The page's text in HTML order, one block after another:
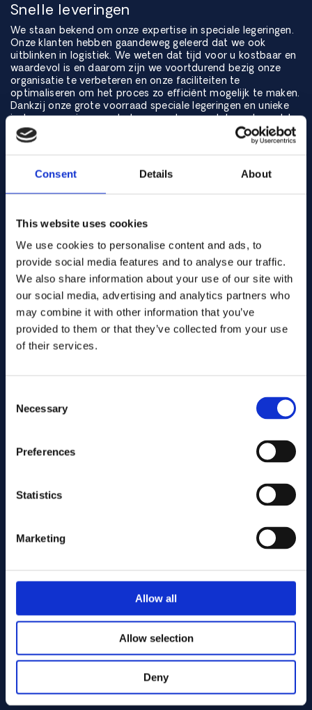
Consent Details About
This website uses cookies
We use cookies to personalise content and ads, to
provide social media features and to analyse our traffic.
We also share information about your use of our site with
our social media, advertising and analytics partners who
may combine it with other information that you’ve
provided to them or that they’ve collected from your use
of their services.
Selection
Necessary
Preferences
Statistics
Marketing
Allow all
Allow selection
Deny
Snelle leveringen
We staan bekend om onze expertise in speciale legeringen.
Onze klanten hebben gaandeweg geleerd dat we ook
uitblinken in logistiek. We weten dat tijd voor u kostbaar en
waardevol is en daarom zijn we voortdurend bezig onze
organisatie te verbeteren en onze faciliteiten te
optimaliseren om het proces zo efficiënt mogelijk te maken.
Dankzij onze grote voorraad speciale legeringen en unieke
in-house services zou het zomaar kunnen dat we de snelste
in de branche zijn. Maar we zijn niet alleen snel, we doen
nooit concessies aan kwaliteit en zorgen we er altijd voor